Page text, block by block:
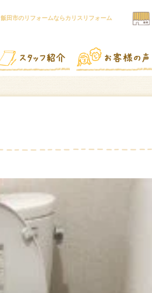
飯田市のリフォームならカリスリフォーム